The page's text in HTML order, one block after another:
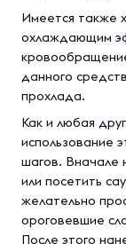
Имеется также
охлаждающим
данного
прохлада.
Как и любая
использование
шагов. Вначале
или посетить
желательно
ороговевшие
После этого